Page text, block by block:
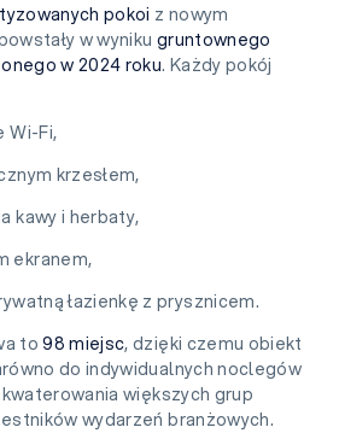
pokoi z nowym
w wyniku gruntownego
w 2024 roku. Każdy pokój
Wi-Fi,
krzesłem,
kawy i herbaty,
ekranem,
łazienkę z prysznicem.
to98 miejsc, dzięki czemu obiekt
do indywidualnych noclegów
większych grup
wydarzeń branżowych.